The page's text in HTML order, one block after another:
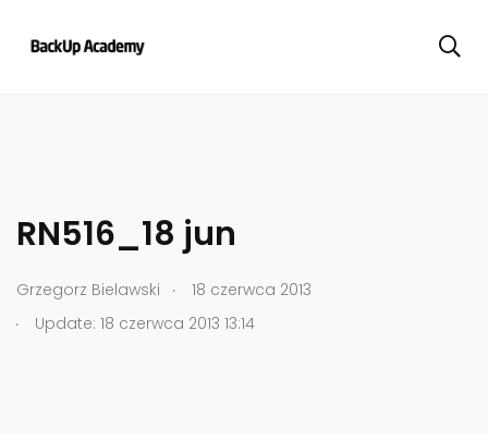
RN516_18 jun
Grzegorz Bielawski .
18 czerwca 2013
.
Update: 18 czerwca 2013 13:14